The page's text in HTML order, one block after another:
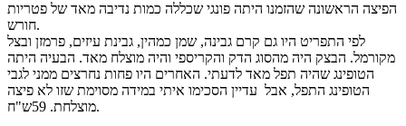
הפיצה הראשונה שהזמנו היתה פונגי שכללה כמות נדיבה מאד של פטריות
חורש.
לפי התפריט היו גם קרם גבינה, שמן כמהין, גבינת עיזים, פרמזן ובצל
מקורמל. הבצק היה מהסוג הדק והקריספי והיה מוצלח מאד. הבעיה היתה
הטופינג שהיה תפל מאד לדעתי. האחרים היו פחות נחרצים ממני לגבי
הטופינג התפל, אבל עדיין הסכימו איתי במידה מסוימת שזו לא פיצה
מוצלחת. 59ש"ח.